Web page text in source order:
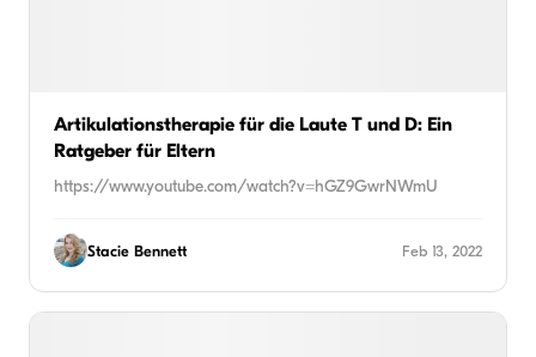
Artikulationstherapie für die Laute T und D: Ein
Ratgeber für Eltern
https://www.youtube.com/watch?v=hGZ9GwrNWmU
Stacie Bennett Feb 13, 2022